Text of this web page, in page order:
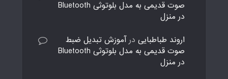
صوت قدیمی به مدل بلوتوثی Bluetooth
در منزل
اروند طباطبایی در آموزش تبدیل ضبط
صوت قدیمی به مدل بلوتوثی Bluetooth
در منزل